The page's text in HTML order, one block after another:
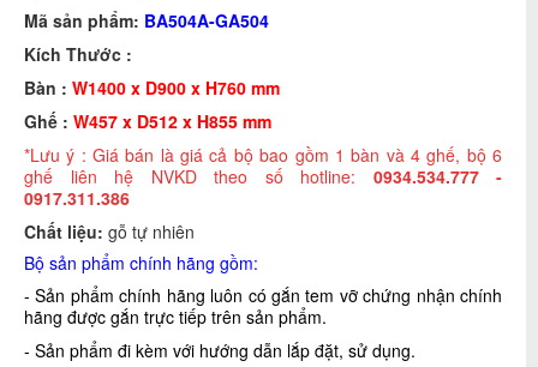
Mã sản phẩm: BA504A-GA504
Kích Thước :
Bàn : W1400 x D900 x H760 mm
Ghế : W457 x D512 x H855 mm
*Lưu ý : Giá bán là giá cả bộ bao gồm 1 bàn và 4 ghế, bộ 6
ghế liên hệ NVKD theo số hotline: 0934.534.777 -
0917.311.386
Chất liệu: gỗ tự nhiên
Bộ sản phẩm chính hãng gồm:
- Sản phẩm chính hãng luôn có gắn tem vỡ chứng nhận chính
hãng được gắn trực tiếp trên sản phẩm.
- Sản phẩm đi kèm với hướng dẫn lắp đặt, sử dụng.